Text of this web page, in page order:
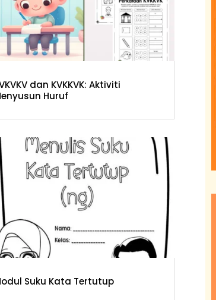
dan KVKKVK: Aktiviti
Huruf
Suku Kata Tertutup